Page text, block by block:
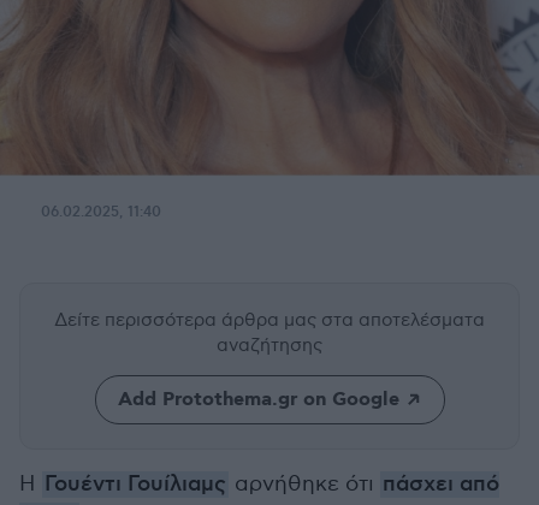
06.02.2025, 11:40
Δείτε περισσότερα άρθρα μας στα αποτελέσματα
αναζήτησης
Add Protothema.gr on Google
Η Γουέντι Γουίλιαμς αρνήθηκε ότι πάσχει από